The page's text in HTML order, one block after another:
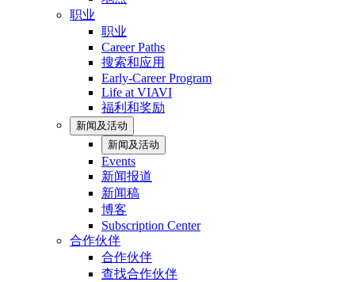
职业
职业
Career Paths
搜索和应用
Early-Career Program
Life at VIAVI
福利和奖励
新闻及活动
新闻及活动
Events
新闻报道
新闻稿
博客
Subscription Center
合作伙伴
合作伙伴
查找合作伙伴